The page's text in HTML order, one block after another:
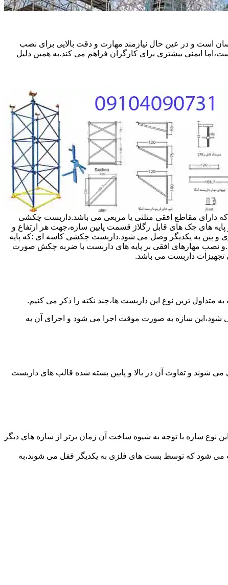
است و در عین حال نیازمند مهارت و دقت بالایی برای نصب
ایمنی بیشتری برای کارگران فراهم می کند.به همین دلیل
ها جهت هر ارتفاعی قابل تنظیم می باشد.عرض فریم داربست مثلثی ۱۲۰ سانتی متر بوده که دارای مقاطع افقی مثلثی یا مربعی می باشد.داربست چکشی
های جک های قابل رگلاژ قسمت پایین سازه،جهت هر ارتفاع و
و پین به یکدیگر وصل می شود.داربست چکشی کاسه ای :که پایه
نصب مهارهای افقی بر پایه های داربست با ضربه چکش صورت
داربست می باشد.
متداول ترین نوع این داربست ها،چند نکته را ذکر می کنیم.
شود،این سازه به صورت موقت اجرا می شود و اجرای آن به
شوند و تفاوت آن در بالا و پایین بسته شده قالب های داربست
نوع سازه با توجه به شیوه ساخت آن زمان برتر از سازه های دیگر
می شود که توسط بست های فلزی به یکدیگر قفل می شوند،به